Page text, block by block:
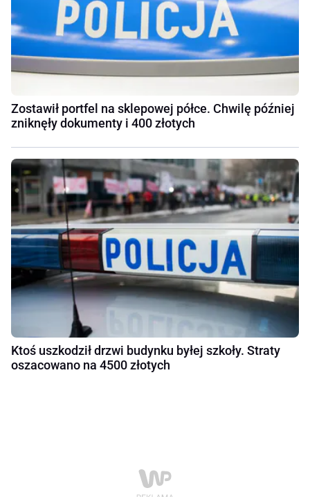
Zostawił portfel na sklepowej półce. Chwilę później
zniknęły dokumenty i 400 złotych
Ktoś uszkodził drzwi budynku byłej szkoły. Straty
oszacowano na 4500 złotych